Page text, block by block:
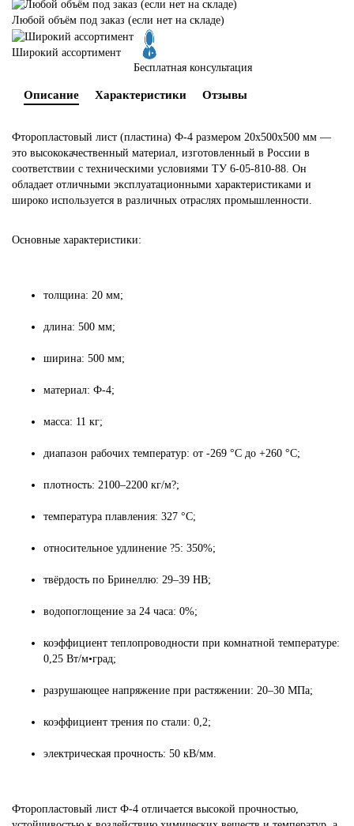
Любой объём под заказ (если нет на складе)
Широкий ассортимент
Бесплатная консультация
Описание Характеристики Отзывы
Фторопластовый лист (пластина) Ф-4 размером 20х500х500 мм —
это высококачественный материал, изготовленный в России в
соответствии с техническими условиями ТУ 6-05-810-88. Он
обладает отличными эксплуатационными характеристиками и
широко используется в различных отраслях промышленности.
Основные характеристики:
толщина: 20 мм;
длина: 500 мм;
ширина: 500 мм;
материал: Ф-4;
масса: 11 кг;
диапазон рабочих температур: от -269 °C до +260 °C;
плотность: 2100–2200 кг/м?;
температура плавления: 327 °C;
относительное удлинение ?5: 350%;
твёрдость по Бринеллю: 29–39 HB;
водопоглощение за 24 часа: 0%;
коэффициент теплопроводности при комнатной температуре:
0,25 Вт/м•град;
разрушающее напряжение при растяжении: 20–30 МПа;
коэффициент трения по стали: 0,2;
электрическая прочность: 50 кВ/мм.
Фторопластовый лист Ф-4 отличается высокой прочностью,